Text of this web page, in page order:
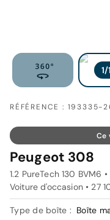
RÉFÉRENCE :
Ce
Peugeot 308
1.2 PureTech 130 BVM6
Voiture d'occasion • 27
Type de boîte : Boîte